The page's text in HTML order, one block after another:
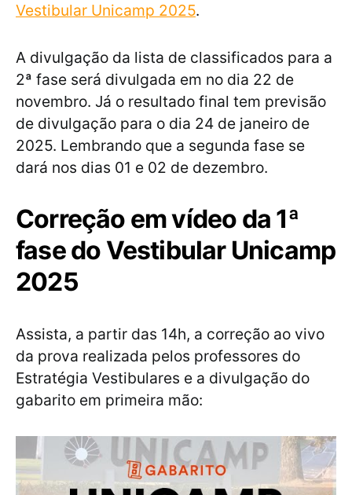
Vestibular Unicamp 2025.
A divulgação da lista de classificados para a
2ª fase será divulgada em no dia 22 de
novembro. Já o resultado final tem previsão
de divulgação para o dia 24 de janeiro de
2025. Lembrando que a segunda fase se
dará nos dias 01 e 02 de dezembro.
Correção em vídeo da 1ª
fase do Vestibular Unicamp
2025
Assista, a partir das 14h, a correção ao vivo
da prova realizada pelos professores do
Estratégia Vestibulares e a divulgação do
gabarito em primeira mão: